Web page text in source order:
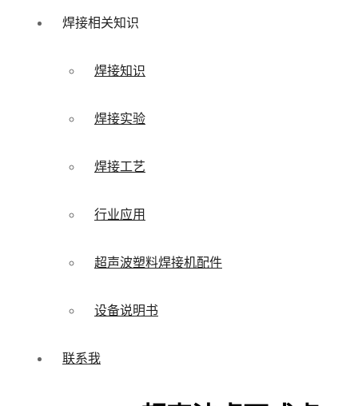
焊接相关知识
焊接知识
焊接实验
焊接工艺
行业应用
超声波塑料焊接机配件
设备说明书
联系我